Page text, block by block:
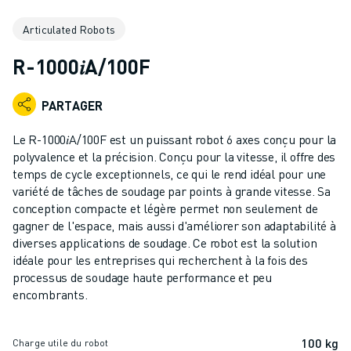
ROBOTS COLLABORATIFS
CONTRÔLEURS DE ROBOTS
ACCESSOIRES POUR ROBOTS
LOGICIEL ROBOT
LOGICIEL DE SIMULATION
PRODUITS DE ROBOTIQUE ÉDUCATIVE
AUTOMATISATION DES ROBOTS
ROBOTS DE SOUDAGE À L'ARC
ROBOTS ARTICULÉS
SÉRIE ARC MATE
SÉRIE M-900
ROBOTS DELTA
ROBOTS POUR L'ALIMENTATION ET LES SALLES BLANCHES
Articulated Robots
R-1000𝑖A/100F
PARTAGER
Le R-1000𝑖A/100F est un puissant robot 6 axes conçu pour la
polyvalence et la précision. Conçu pour la vitesse, il offre des
temps de cycle exceptionnels, ce qui le rend idéal pour une
variété de tâches de soudage par points à grande vitesse. Sa
conception compacte et légère permet non seulement de
gagner de l'espace, mais aussi d'améliorer son adaptabilité à
diverses applications de soudage. Ce robot est la solution
idéale pour les entreprises qui recherchent à la fois des
processus de soudage haute performance et peu
encombrants.
Charge utile du robot 100 kg